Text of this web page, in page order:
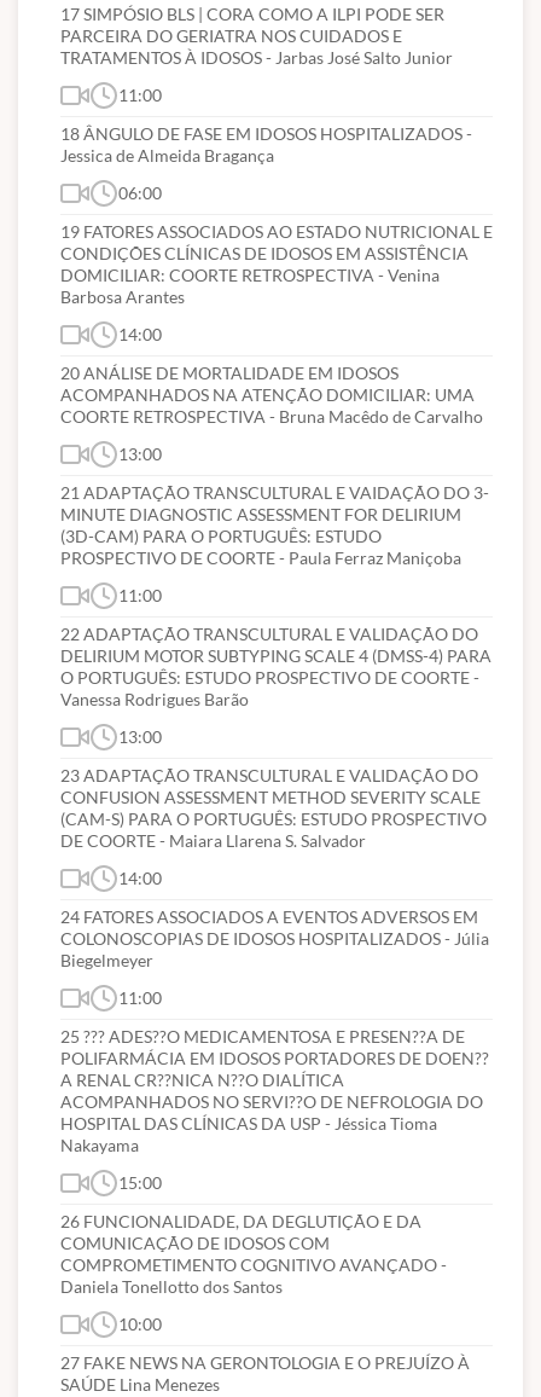
17 SIMPÓSIO BLS | CORA COMO A ILPI PODE SER
PARCEIRA DO GERIATRA NOS CUIDADOS E
TRATAMENTOS À IDOSOS - Jarbas José Salto Junior
11:00
18 ÂNGULO DE FASE EM IDOSOS HOSPITALIZADOS -
Jessica de Almeida Bragança
06:00
19 FATORES ASSOCIADOS AO ESTADO NUTRICIONAL E
CONDIÇÕES CLÍNICAS DE IDOSOS EM ASSISTÊNCIA
DOMICILIAR: COORTE RETROSPECTIVA - Venina
Barbosa Arantes
14:00
20 ANÁLISE DE MORTALIDADE EM IDOSOS
ACOMPANHADOS NA ATENÇÃO DOMICILIAR: UMA
COORTE RETROSPECTIVA - Bruna Macêdo de Carvalho
13:00
21 ADAPTAÇÃO TRANSCULTURAL E VAIDAÇÃO DO 3-
MINUTE DIAGNOSTIC ASSESSMENT FOR DELIRIUM
(3D-CAM) PARA O PORTUGUÊS: ESTUDO
PROSPECTIVO DE COORTE - Paula Ferraz Maniçoba
11:00
22 ADAPTAÇÃO TRANSCULTURAL E VALIDAÇÃO DO
DELIRIUM MOTOR SUBTYPING SCALE 4 (DMSS-4) PARA
O PORTUGUÊS: ESTUDO PROSPECTIVO DE COORTE -
Vanessa Rodrigues Barão
13:00
23 ADAPTAÇÃO TRANSCULTURAL E VALIDAÇÃO DO
CONFUSION ASSESSMENT METHOD SEVERITY SCALE
(CAM-S) PARA O PORTUGUÊS: ESTUDO PROSPECTIVO
DE COORTE - Maiara Llarena S. Salvador
14:00
24 FATORES ASSOCIADOS A EVENTOS ADVERSOS EM
COLONOSCOPIAS DE IDOSOS HOSPITALIZADOS - Júlia
Biegelmeyer
11:00
25 ??? ADES??O MEDICAMENTOSA E PRESEN??A DE
POLIFARMÁCIA EM IDOSOS PORTADORES DE DOEN??
A RENAL CR??NICA N??O DIALÍTICA
ACOMPANHADOS NO SERVI??O DE NEFROLOGIA DO
HOSPITAL DAS CLÍNICAS DA USP - Jéssica Tioma
Nakayama
15:00
26 FUNCIONALIDADE, DA DEGLUTIÇÃO E DA
COMUNICAÇÃO DE IDOSOS COM
COMPROMETIMENTO COGNITIVO AVANÇADO -
Daniela Tonellotto dos Santos
10:00
27 FAKE NEWS NA GERONTOLOGIA E O PREJUÍZO À
SAÚDE Lina Menezes